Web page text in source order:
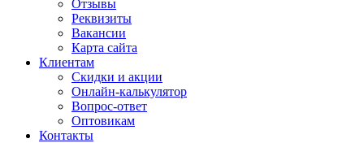
Отзывы
Реквизиты
Вакансии
Карта сайта
Клиентам
Скидки и акции
Онлайн-калькулятор
Вопрос-ответ
Оптовикам
Контакты